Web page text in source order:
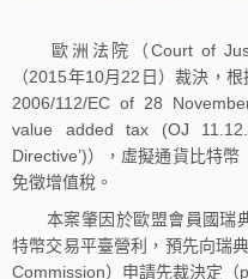
歐洲法院（Court of
（2015年10月22日）裁決，
2006/112/EC of 28
value added tax (OJ
Directive’)），虛擬通貨比特
免徵增值稅。
本案肇因於歐盟會員國瑞典
特幣交易平臺營利，預先向瑞
Commission）申請先裁決定